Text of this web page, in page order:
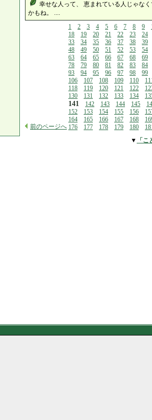
幸せな人って、 恵まれている人じゃな
かもね。 ....
前のページへ
1 2 3 4 5 6 7 8 9
18
19 20 21 22 23
24
33
34 35 36 37 38
39
48
49 50 51 52 53
54
63
64 65 66 67 68
69
78
79 80 81 82 83
84
93
94 95 96 97 98
99
106
107 108 109 110
118
119 120 121 122
130
131 132 133 134
141 142 143 144 145
152
153 154 155 156
164
165 166 167 168
176
177 178 179 180
▼
「